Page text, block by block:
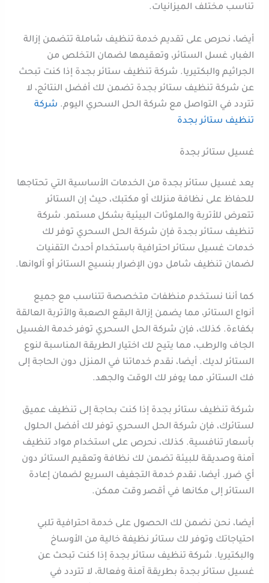
تناسب مختلف الميزانيات.
أيضا، نحرص على تقديم خدمة تنظيف شاملة تتضمن إزالة
الغبار، غسل الستائر، وتعقيمها لضمان التخلص من
الجراثيم والبكتيريا. شركة تنظيف ستائر بجدة إذا كنت تبحث
عن شركة تنظيف ستائر بجدة تضمن لك أفضل النتائج، لا
تتردد في التواصل مع شركة الحل السحري اليوم. شركة
تنظيف ستائر بجدة
غسيل ستائر بجدة
يعد غسيل ستائر بجدة من الخدمات الأساسية التي تحتاجها
للحفاظ على نظافة منزلك أو مكتبك، حيث إن الستائر
تتعرض للأتربة والملوثات البيئية بشكل مستمر. شركة
تنظيف ستائر بجدة فإن شركة الحل السحري توفر لك
خدمات غسيل ستائر احترافية باستخدام أحدث التقنيات
لضمان تنظيف شامل دون الإضرار بنسيج الستائر أو ألوانها.
كما أننا نستخدم منظفات متخصصة تتناسب مع جميع
أنواع الستائر، مما يضمن إزالة البقع الصعبة والأتربة العالقة
بكفاءة. كذلك، فإن شركة الحل السحري توفر خدمة الغسيل
الجاف والرطب، مما يتيح لك اختيار الطريقة المناسبة لنوع
الستائر لديك. أيضا، نقدم خدماتنا في المنزل دون الحاجة إلى
فك الستائر، مما يوفر لك الوقت والجهد.
شركة تنظيف ستائر بجدة إذا كنت بحاجة إلى تنظيف عميق
لستائرك، فإن شركة الحل السحري توفر لك أفضل الحلول
بأسعار تنافسية. كذلك، نحرص على استخدام مواد تنظيف
آمنة وصديقة للبيئة تضمن لك نظافة وتعقيم الستائر دون
أي ضرر. أيضا، نقدم خدمة التجفيف السريع لضمان إعادة
الستائر إلى مكانها في أقصر وقت ممكن.
أيضا، نحن نضمن لك الحصول على خدمة احترافية تلبي
احتياجاتك وتوفر لك ستائر نظيفة خالية من الأوساخ
والبكتيريا. شركة تنظيف ستائر بجدة إذا كنت تبحث عن
غسيل ستائر بجدة بطريقة آمنة وفعالة، لا تتردد في